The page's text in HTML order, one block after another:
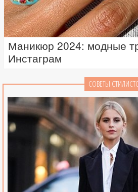
Маникюр 2024: модные
Инстаграм
СОВЕТЫ